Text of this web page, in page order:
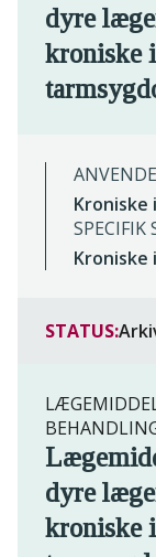
dyre
kroniske
Kroniske
SPECIFIK
Kroniske
STATUS:
dyre
kroniske